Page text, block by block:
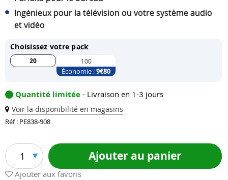
Ingénieux pour la télévision ou votre système audio
et vidéo
Choisissez votre pack
20 100
Économie :9€80
Quantité limitée - Livraison en 1-3 jours
Voir la disponibilité en magasins
Réf : PE838-908
1 Ajouter au panier
Ajouter aux favoris